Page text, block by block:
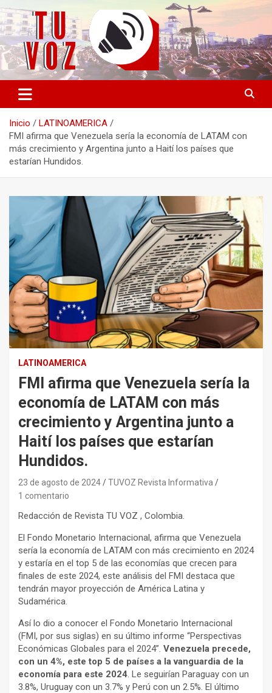
Saltar
contenido
TU VOZ
Información PLURAL y LIBRE
Inicio
LATINOAMERICA
FMI afirma que Venezuela sería la economía de LATAM con
más crecimiento y Argentina junto a Haití los países que
estarían Hundidos.
LATINOAMERICA
FMI afirma que Venezuela sería la
economía de LATAM con más
crecimiento y Argentina junto a
Haití los países que estarían
Hundidos.
23 de agosto de 2024
TUVOZ Revista Informativa
1 comentario
Redacción de Revista TU VOZ , Colombia.
El Fondo Monetario Internacional, afirma que Venezuela
sería la economía de LATAM con más crecimiento en 2024
y estaría en el top 5 de las economías que crecen para
finales de este 2024, este análisis del FMI destaca que
tendrán mayor proyección de América Latina y
Sudamérica.
Así lo dio a conocer el Fondo Monetario Internacional
(FMI, por sus siglas) en su último informe “Perspectivas
Económicas Globales para el 2024”. Venezuela precede,
con un 4%, este top 5 de países a la vanguardia de la
economía para este 2024. Le seguirían Paraguay con un
3.8%, Uruguay con un 3.7% y Perú con un 2.5%. El último